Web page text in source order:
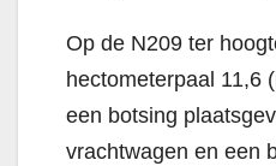
Op de N209 ter
hectometerpaal 11,6
een botsing
vrachtwagen en een